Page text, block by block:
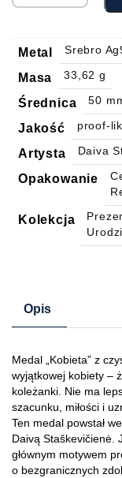
Metal Srebro
Masa 33,62 g
Średnica 50
Jakość proof-
Artysta Daiva
Opakowanie
Kolekcja
Opis
Medal „Kobieta” z
wyjątkowej kobiety –
koleżanki. Nie ma
szacunku, miłości i
Ten medal powstał
Daivą Staškevičienė.
głównym motywem
o bezgranicznych